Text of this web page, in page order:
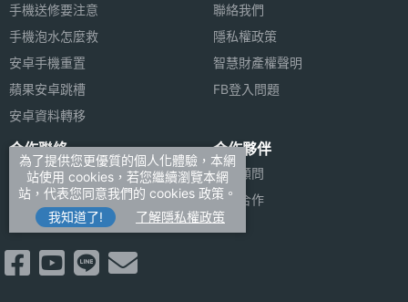
手機送修要注意
手機泡水怎麼救
安卓手機重置
蘋果安卓跳槽
安卓資料轉移
聯絡我們
隱私權政策
智慧財產權聲明
FB登入問題
合作聯絡
廣告刊登
加入商店報價
新聞聯絡
合作夥伴
法律顧問
媒體合作
為了提供您更優質的個人化體驗，本網
站使用 cookies，若您繼續瀏覽本網
站，代表您同意我們的 cookies 政策。
我知道了!
了解隱私權政策